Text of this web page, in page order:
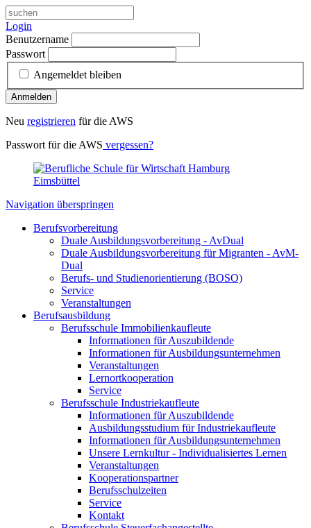
Login
Benutzername
Passwort
Angemeldet bleiben
Anmelden
Neu registrieren für die AWS
Passwort für die AWS vergessen?
Navigation überspringen
Berufsvorbereitung
Duale Ausbildungsvorbereitung - AvDual
Duale Ausbildungsvorbereitung für Migranten - AvM-
Dual
Berufs- und Studienorientierung (BOSO)
Service
Veranstaltungen
Berufsausbildung
Berufsschule Immobilienkaufleute
Informationen für Auszubildende
Informationen für Ausbildungsunternehmen
Veranstaltungen
Lernortkooperation
Service
Berufsschule Industriekaufleute
Informationen für Auszubildende
Ausbildungsstudium für Industriekaufleute
Informationen für Ausbildungsunternehmen
Unsere Lernkultur - Individualisiertes Lernen
Veranstaltungen
Kooperationspartner
Berufsschulzeiten
Service
Kontakt